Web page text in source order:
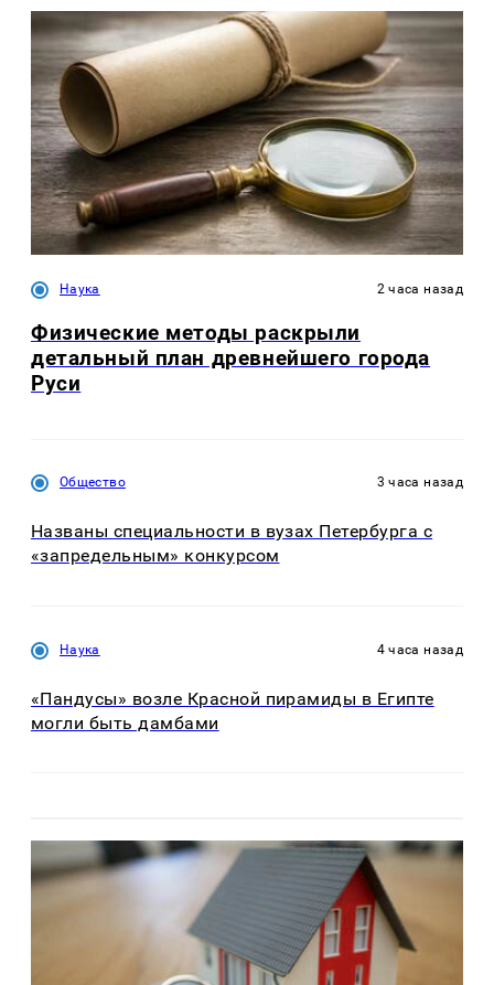
Наука 2 часа назад
Физические методы раскрыли
детальный план древнейшего города
Руси
Общество 3 часа назад
Названы специальности в вузах Петербурга с
«запредельным» конкурсом
Наука 4 часа назад
«Пандусы» возле Красной пирамиды в Египте
могли быть дамбами